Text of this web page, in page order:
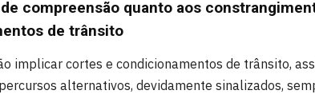
compreensão quanto aos
de trânsito
implicar cortes e condicionamentos de trânsito,
alternativos, devidamente sinalizados,